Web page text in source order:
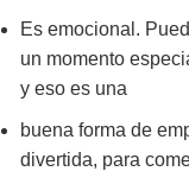
Es emocional.
un momento
y eso es una
buena forma de
divertida, para